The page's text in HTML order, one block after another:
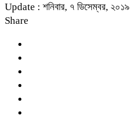
Update : শনিবার, ৭ ডিসেম্বর, ২০১৯
Share